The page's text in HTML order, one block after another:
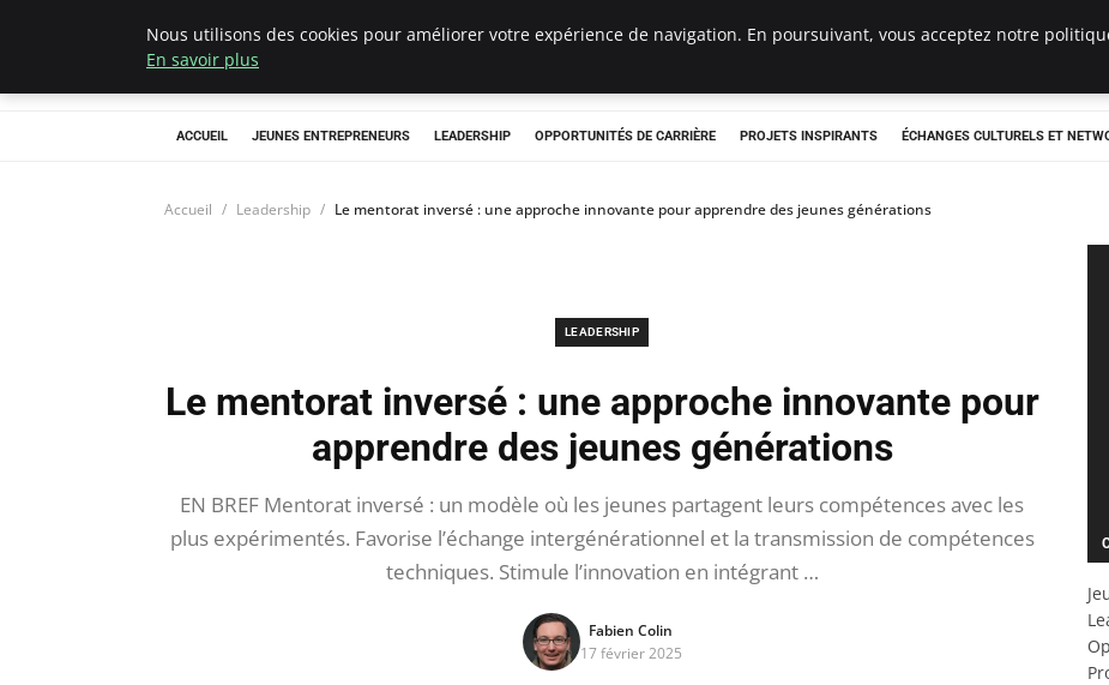
AIESEC France
ACCUEIL JEUNES ENTREPRENEURS LEADERSHIP OPPORTUNITÉS DE CARRIÈRE PROJETS INSPIRANTS ÉCHANGES CULTURELS ET
Accueil Leadership Le mentorat inversé : une approche innovante pour apprendre des jeunes générations
LEADERSHIP
Le mentorat inversé : une approche innovante pour
apprendre des jeunes générations
EN BREF Mentorat inversé : un modèle où les jeunes partagent leurs compétences avec les
plus expérimentés. Favorise l’échange intergénérationnel et la transmission de compétences
techniques. Stimule l’innovation en intégrant …
Fabien Colin
17 février 2025
Nous utilisons des cookies pour améliorer votre expérience de navigation. En poursuivant, vous acceptez notre
En savoir plus